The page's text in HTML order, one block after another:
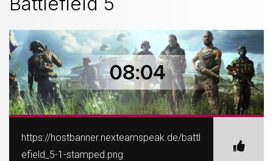
https://hostbanner.nexteamspeak.de/battl
efield_5-1-stamped.png